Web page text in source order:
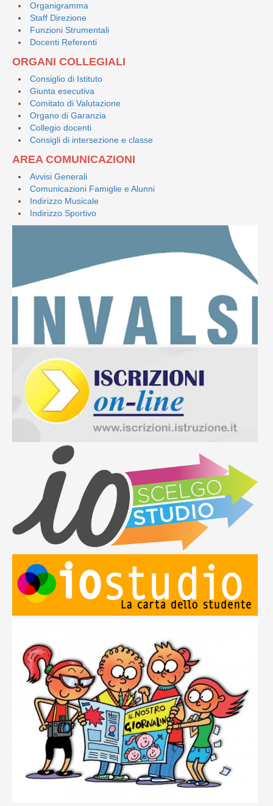
Organigramma
Staff Direzione
Funzioni Strumentali
Docenti Referenti
ORGANI COLLEGIALI
Consiglio di Istituto
Giunta esecutiva
Comitato di Valutazione
Organo di Garanzia
Collegio docenti
Consigli di intersezione e classe
AREA COMUNICAZIONI
Avvisi Generali
Comunicazioni Famiglie e Alunni
Indirizzo Musicale
Indirizzo Sportivo